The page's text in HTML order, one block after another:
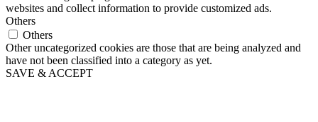
websites and collect information to provide customized ads.
Others
Others
Other uncategorized cookies are those that are being analyzed and
have not been classified into a category as yet.
SAVE & ACCEPT